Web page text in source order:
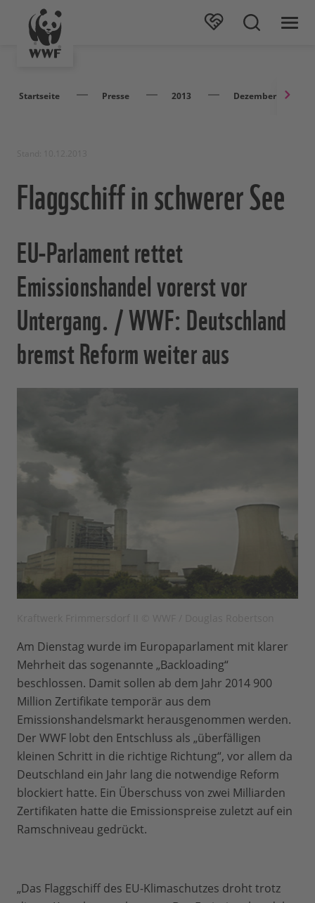
Startseite Presse 2013 Dezember
Flaggschiff in schwerer See
EU-Parlament rettet
Emissionshandel vorerst vor
Untergang. / WWF: Deutschland
bremst Reform weiter aus
Am Dienstag wurde im Europaparlament mit klarer
Mehrheit das sogenannte „Backloading“
beschlossen. Damit sollen ab dem Jahr 2014 900
Million Zertifikate temporär aus dem
Emissionshandelsmarkt herausgenommen werden.
Der WWF lobt den Entschluss als „überfälligen
kleinen Schritt in die richtige Richtung“, vor allem da
Deutschland ein Jahr lang die notwendige Reform
blockiert hatte. Ein Überschuss von zwei Milliarden
Zertifikaten hatte die Emissionspreise zuletzt auf ein
Ramschniveau gedrückt.
„Das Flaggschiff des EU-Klimaschutzes droht trotz